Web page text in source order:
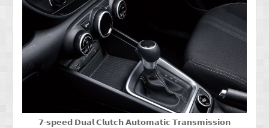
𝟳-𝘀𝗽𝗲𝗲𝗱 𝗗𝘂𝗮𝗹 𝗖𝗹𝘂𝘁𝗰𝗵 𝗔𝘂𝘁𝗼𝗺𝗮𝘁𝗶𝗰 𝗧𝗿𝗮𝗻𝘀𝗺𝗶𝘀𝘀𝗶𝗼𝗻